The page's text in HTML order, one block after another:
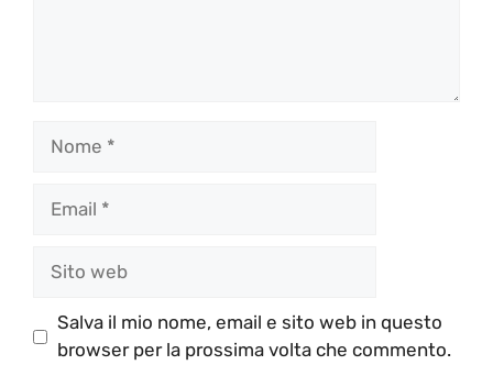
Salva il mio nome, email e sito web in questo
browser per la prossima volta che commento.